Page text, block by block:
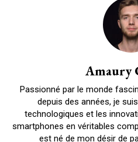
Amaury
Passionné par le monde
depuis des années, je
technologiques et les
smartphones en véritables
est né de mon désir de